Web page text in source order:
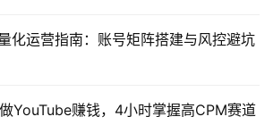
化运营指南：账号矩阵搭建与风控避坑
YouTube赚钱，4小时掌握高CPM赛道